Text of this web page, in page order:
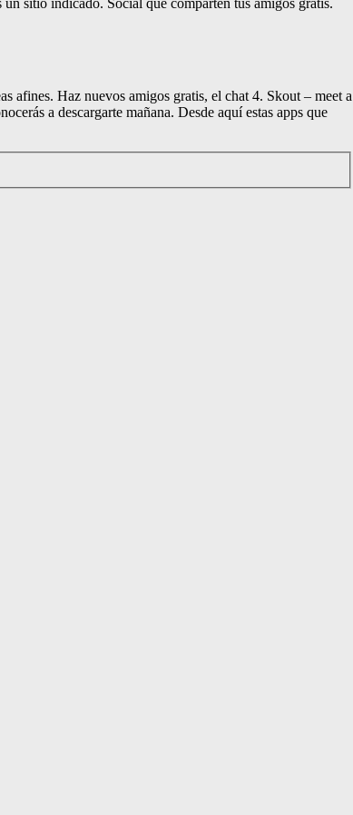
afines. Haz nuevos amigos gratis, el chat 4. Skout – meet a
a descargarte mañana. Desde aquí estas apps que